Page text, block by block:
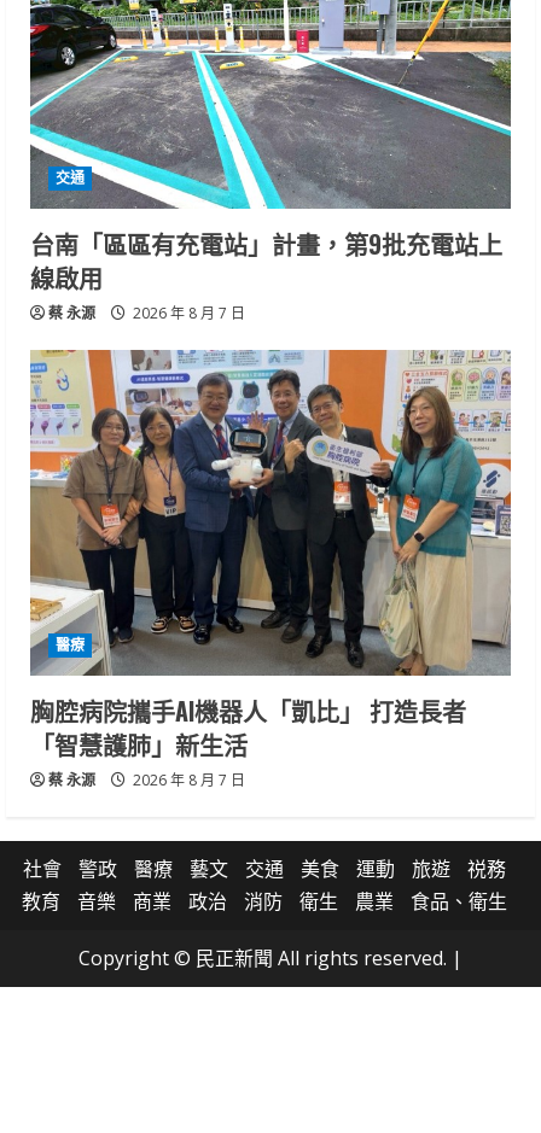
交通
台南「區區有充電站」計畫，第9批充電站上
線啟用
蔡 永源 2026 年 8 月 7 日
醫療
胸腔病院攜手AI機器人「凱比」 打造長者
「智慧護肺」新生活
蔡 永源 2026 年 8 月 7 日
社會 警政 醫療 藝文 交通 美食 運動 旅遊
祱務
教育
音樂 商業 政治 消防 衛生 農業 食品、衛生
Copyright © 民正新聞 All rights reserved. |